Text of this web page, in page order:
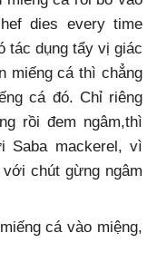
dies every time
tác dụng tẩy vị giác
miếng cá thì chẳng
cá đó. Chỉ riêng
rồi đem ngâm,thì
Saba mackerel, vì
chút gừng ngâm
cá vào miệng,